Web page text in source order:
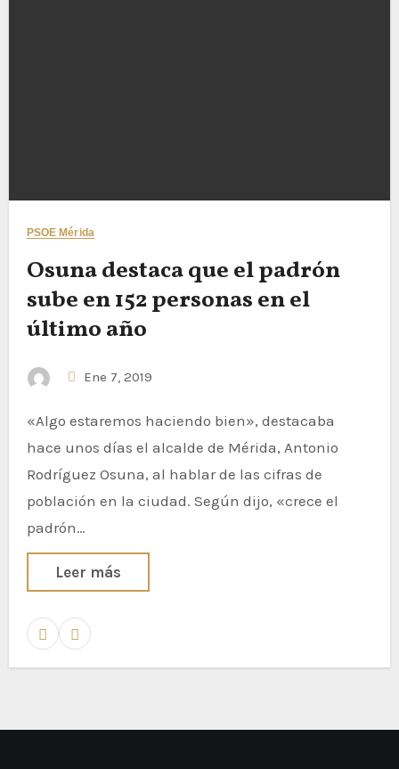
PSOE Mérida
Osuna destaca que el padrón
sube en 152 personas en el
último año
Ene 7, 2019
«Algo estaremos haciendo bien», destacaba
hace unos días el alcalde de Mérida, Antonio
Rodríguez Osuna, al hablar de las cifras de
población en la ciudad. Según dijo, «crece el
padrón…
Leer más